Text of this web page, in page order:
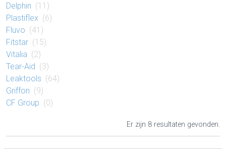
Delphin (11)
Plastiflex (6)
Fluvo (41)
Fitstar (15)
Vitalia (2)
Tear-Aid (3)
Leaktools (64)
Griffon (9)
CF Group (0)
Er zijn 8 resultaten gevonden.